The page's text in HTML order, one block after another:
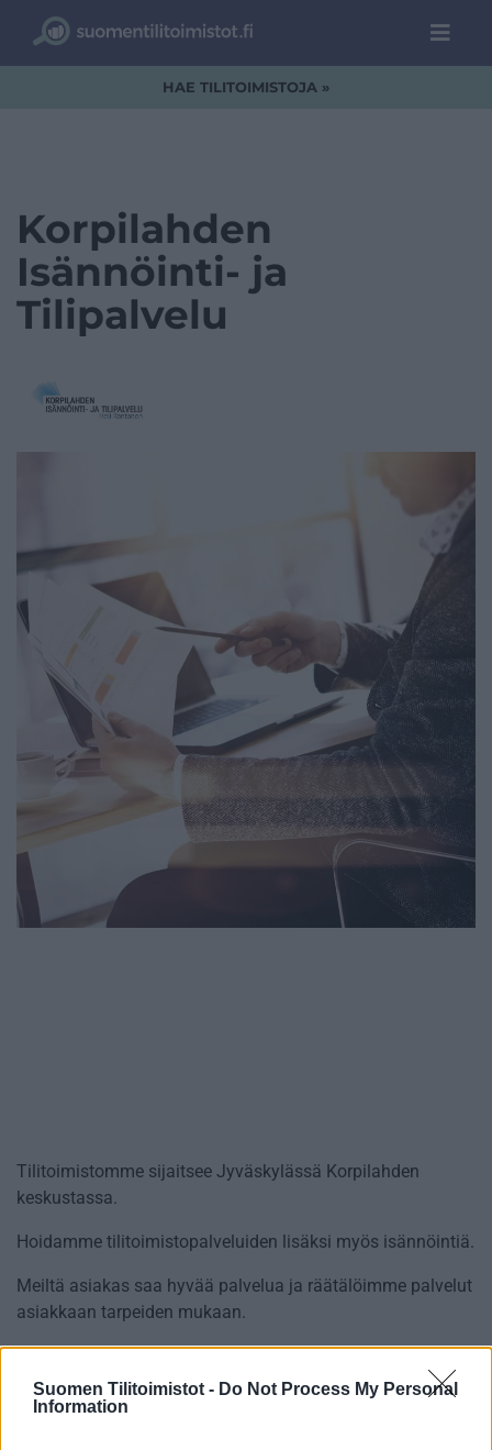
Suomen Tilitoimistot - Do Not Process My Personal
Information
HAE TILITOIMISTOJA »
Korpilahden
Isännöinti- ja
Tilipalvelu
Tilitoimistomme sijaitsee Jyväskylässä Korpilahden
keskustassa.
Hoidamme tilitoimistopalveluiden lisäksi myös isännöintiä.
Meiltä asiakas saa hyvää palvelua ja räätälöimme palvelut
asiakkaan tarpeiden mukaan.